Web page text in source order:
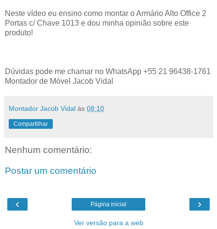
Neste vídeo eu ensino como montar o Armário Alto Office 2
Portas c/ Chave 1013 e dou minha opinião sobre este
produto!
Dúvidas pode me chamar no WhatsApp +55 21 96438-1761
Montador de Móvel Jacob Vidal
Montador Jacob Vidal às 08:10
Compartilhar
Nenhum comentário:
Postar um comentário
‹ ›
Página inicial
Ver versão para a web